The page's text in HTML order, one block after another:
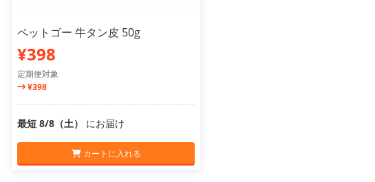
ペットゴー 牛タン皮 50g
¥398
定期便対象
¥398
最短 8/8（土） にお届け
カートに入れる